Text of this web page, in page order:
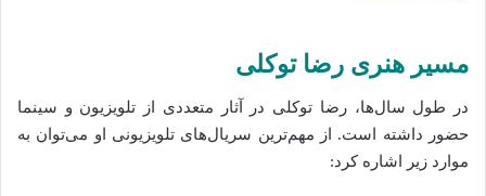
مسیر هنری رضا توکلی
در طول سال‌ها، رضا توکلی در آثار متعددی از تلویزیون و سینما
حضور داشته است. از مهم‌ترین سریال‌های تلویزیونی او می‌توان به
موارد زیر اشاره کرد: